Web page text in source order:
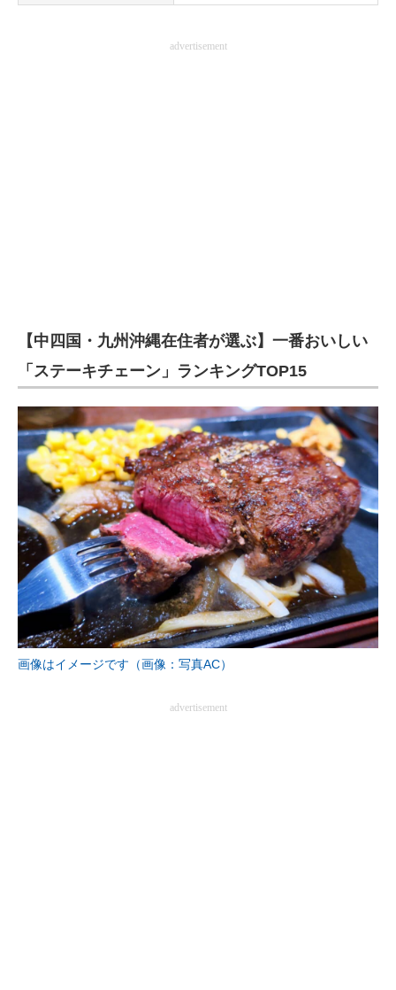
advertisement
【中四国・九州沖縄在住者が選ぶ】一番おいしい
「ステーキチェーン」ランキングTOP15
画像はイメージです（画像：写真AC）
advertisement